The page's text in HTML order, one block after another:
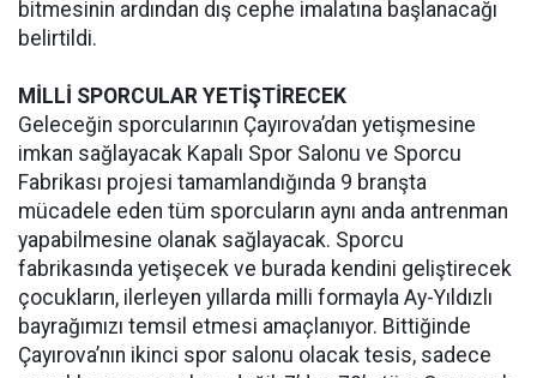
bitmesinin ardından dış cephe imalatına başlanacağı
belirtildi.
MİLLİ SPORCULAR YETİŞTİRECEK
Geleceğin sporcularının Çayırova’dan yetişmesine
imkan sağlayacak Kapalı Spor Salonu ve Sporcu
Fabrikası projesi tamamlandığında 9 branşta
mücadele eden tüm sporcuların aynı anda antrenman
yapabilmesine olanak sağlayacak. Sporcu
fabrikasında yetişecek ve burada kendini geliştirecek
çocukların, ilerleyen yıllarda milli formayla Ay-Yıldızlı
bayrağımızı temsil etmesi amaçlanıyor. Bittiğinde
Çayırova’nın ikinci spor salonu olacak tesis, sadece